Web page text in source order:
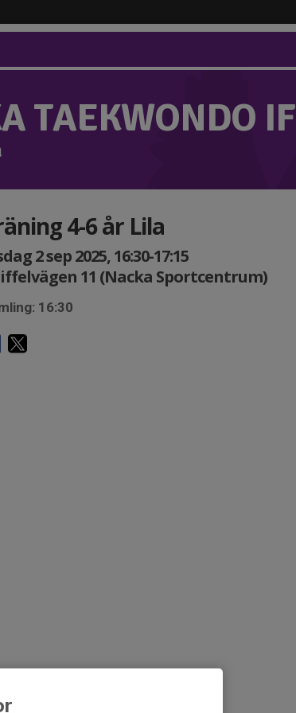
TAEKWONDO IF
4-6 år Lila
2 sep 2025, 16:30-17:15
11 (Nacka Sportcentrum)
16:30